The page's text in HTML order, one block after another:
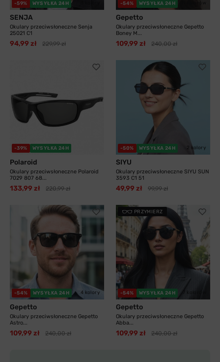
-59% WYSYŁKA 24H
SENJA
Okulary przeciwsłoneczne Senja
25021 C1
94,99 zł 229,99 zł
-54% WYSYŁKA 24H
Gepetto
Okulary przeciwsłoneczne Gepetto
Boney M...
109,99 zł 240,00 zł
-39% WYSYŁKA 24H
Polaroid
Okulary przeciwsłoneczne Polaroid
7029 807 68...
133,99 zł 220,99 zł
-50% WYSYŁKA 24H 2 kolory
SIYU
Okulary przeciwsłoneczne SIYU SUN
3593 C1 51
49,99 zł 99,99 zł
-54% WYSYŁKA 24H 4 kolory
Gepetto
Okulary przeciwsłoneczne Gepetto
Astro...
109,99 zł 240,00 zł
PRZYMIERZ
-54% WYSYŁKA 24H
Gepetto
Okulary przeciwsłoneczne Gepetto
Abba...
109,99 zł 240,00 zł